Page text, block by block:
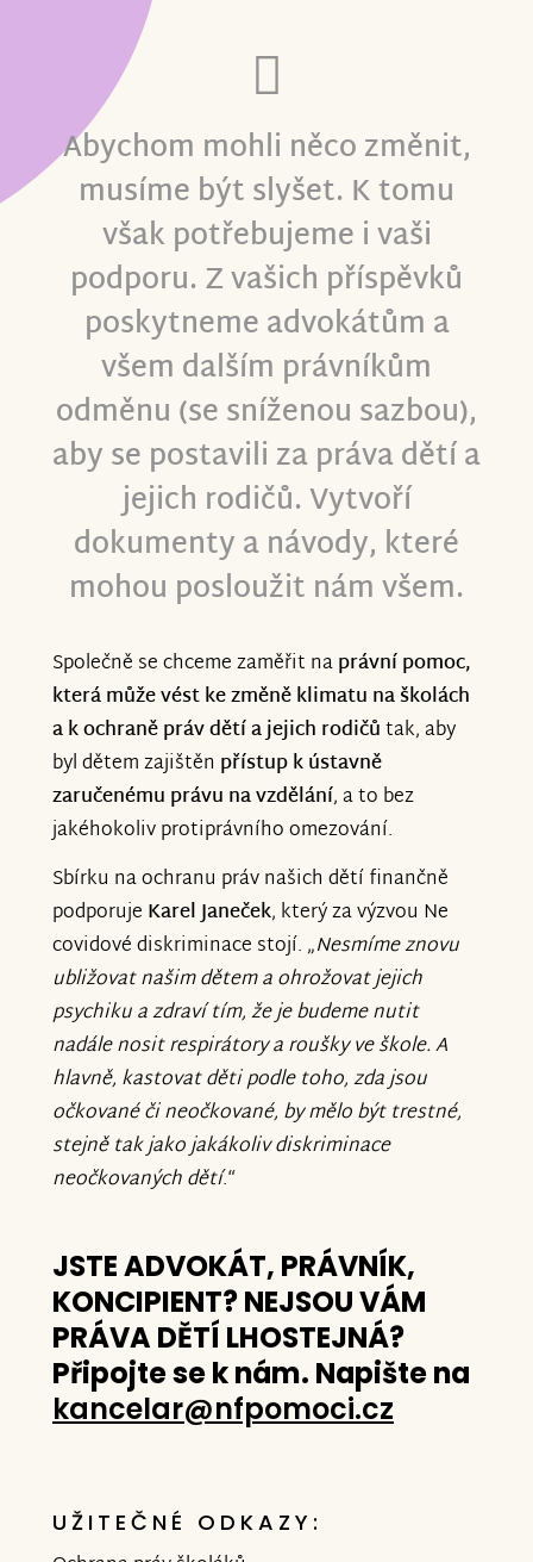
Abychom mohli něco změnit,
musíme být slyšet. K tomu
však potřebujeme i vaši
podporu. Z vašich příspěvků
poskytneme advokátům a
všem dalším právníkům
odměnu (se sníženou sazbou),
aby se postavili za práva dětí a
jejich rodičů. Vytvoří
dokumenty a návody, které
mohou posloužit nám všem.
Společně se chceme zaměřit naprávní pomoc,
která může vést ke změně klimatu na školách
a k ochraně práv dětí a jejich rodičůtak, aby
byl dětem zajištěn přístup k ústavně
zaručenému právu na vzdělání, a to bez
jakéhokoliv protiprávního omezování.
Sbírku na ochranu práv našich dětí finančně
podporuje Karel Janeček, který za výzvou Ne
covidové diskriminace stojí. „Nesmíme znovu
ubližovat našim dětem a ohrožovat jejich
psychiku a zdraví tím, že je budeme nutit
nadále nosit respirátory a roušky ve škole. A
hlavně, kastovat děti podle toho, zda jsou
očkované či neočkované, by mělo být trestné,
stejně tak jako jakákoliv diskriminace
neočkovaných dětí.“
JSTE ADVOKÁT, PRÁVNÍK,
KONCIPIENT? NEJSOU VÁM
PRÁVA DĚTÍ LHOSTEJNÁ?
Připojte se k nám. Napište na
kancelar@nfpomoci.cz
UŽITEČNÉ ODKAZY: